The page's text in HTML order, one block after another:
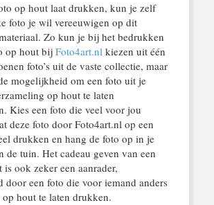
op hout laat drukken, kun je zelf
foto je wil vereeuwigen op dit
Zo kun je bij het bedrukken
op hout bij Foto4art.nlkiezen uit één
foto’s uit de vaste collectie, maar
mogelijkheid om een foto uit je
op hout te laten
Kies een foto die veel voor jou
deze foto door Foto4art.nl op een
drukken en hang de foto op in je
de tuin. Het cadeau geven van een
ook zeker een aanrader,
door een foto die voor iemand anders
hout te laten drukken.